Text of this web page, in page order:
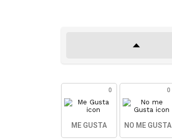
0
ME GUSTA
0
NO ME GUSTA